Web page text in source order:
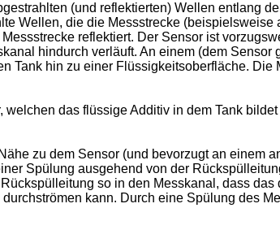
(und reflektierten) Wellen entlang
Wellen, die die Messstrecke
reflektiert. Der Sensor ist
hindurch verläuft. An einem (dem
Tank hin zu einer Flüssigkeitsoberfläche.
das flüssige Additiv in dem Tank
zu dem Sensor (und bevorzugt an einem
Spülung ausgehend von der
so in den Messkanal, dass
kann. Durch eine Spülung des